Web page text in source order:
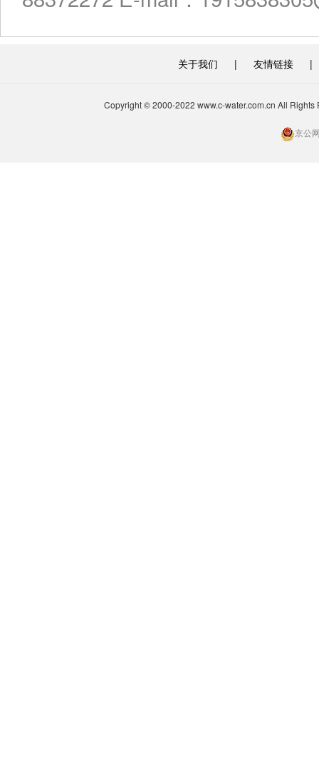
关于我们 | 友情链接 |
Copyright © 2000-2022 www.c-water.com.cn All
京公